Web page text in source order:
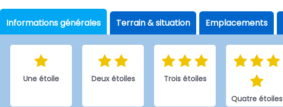
Informations générales
Une étoile Deux étoiles
Trois étoiles
Quatre étoiles
Terrain & situation Emplacements